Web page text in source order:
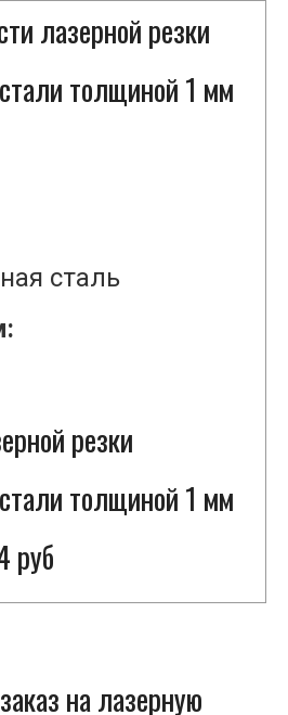
лазерной резки
толщиной 1 мм
сталь
резки
толщиной 1 мм
руб
на лазерную